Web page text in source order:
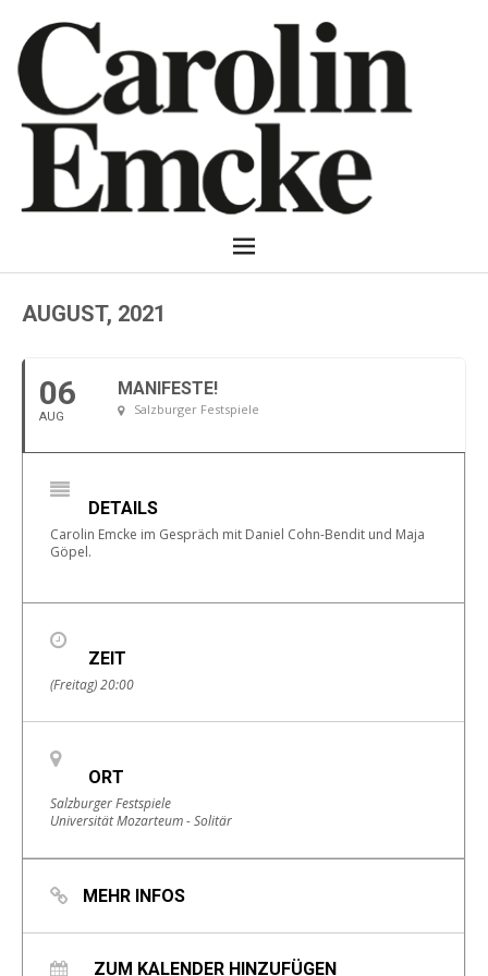
AUGUST, 2021
06
AUG
MANIFESTE!
Salzburger Festspiele
DETAILS
Carolin Emcke im Gespräch mit Daniel Cohn-Bendit und Maja
Göpel.
ZEIT
(Freitag) 20:00
ORT
Salzburger Festspiele
Universität Mozarteum - Solitär
MEHR INFOS
ZUM KALENDER HINZUFÜGEN